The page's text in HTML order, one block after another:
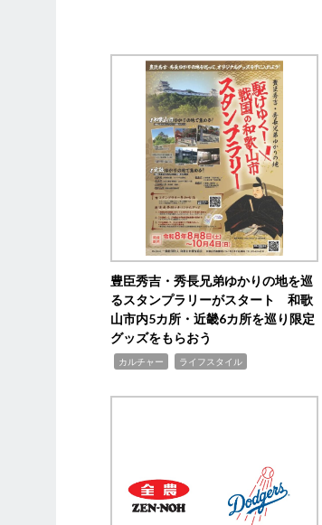
豊臣秀吉・秀長兄弟ゆかりの地を巡
るスタンプラリーがスタート 和歌
山市内5カ所・近畿6カ所を巡り限定
グッズをもらおう
カルチャー ライフスタイル